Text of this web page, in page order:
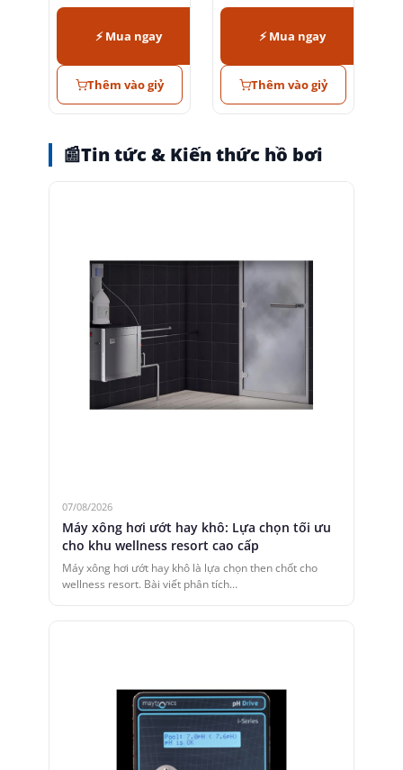
⚡ Mua ngay
Thêm vào giỷ
⚡ Mua ngay
Thêm vào giỷ
📰Tin tức & Kiến thức hồ bơi
07/08/2026
Máy xông hơi ướt hay khô: Lựa chọn tối ưu
cho khu wellness resort cao cấp
Máy xông hơi ướt hay khô là lựa chọn then chốt cho
wellness resort. Bài viết phân tích…